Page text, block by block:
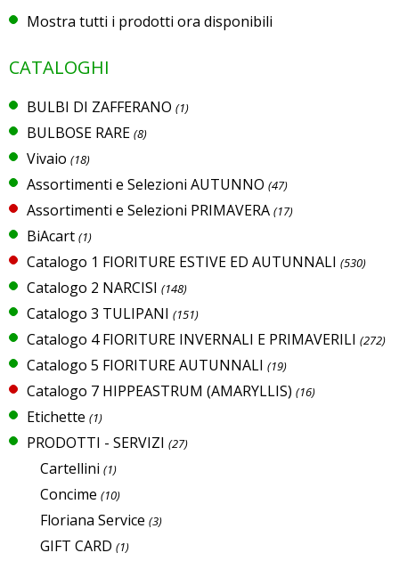
Mostra tutti i prodotti ora disponibili
CATALOGHI
BULBI DI ZAFFERANO (1)
BULBOSE RARE (8)
Vivaio (18)
Assortimenti e Selezioni AUTUNNO (47)
Assortimenti e Selezioni PRIMAVERA (17)
BiAcart (1)
Catalogo 1 FIORITURE ESTIVE ED AUTUNNALI (530)
Catalogo 2 NARCISI (148)
Catalogo 3 TULIPANI (151)
Catalogo 4 FIORITURE INVERNALI E PRIMAVERILI (272)
Catalogo 5 FIORITURE AUTUNNALI (19)
Catalogo 7 HIPPEASTRUM (AMARYLLIS) (16)
Etichette (1)
PRODOTTI - SERVIZI (27)
Cartellini (1)
Concime (10)
Floriana Service (3)
GIFT CARD (1)